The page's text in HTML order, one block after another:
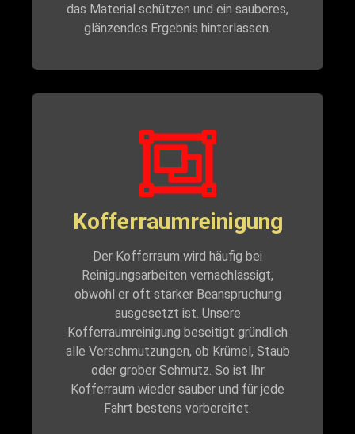
das Material schützen und ein sauberes,
glänzendes Ergebnis hinterlassen.
Kofferraumreinigung
Der Kofferraum wird häufig bei
Reinigungsarbeiten vernachlässigt,
obwohl er oft starker Beanspruchung
ausgesetzt ist. Unsere
Kofferraumreinigung beseitigt gründlich
alle Verschmutzungen, ob Krümel, Staub
oder grober Schmutz. So ist Ihr
Kofferraum wieder sauber und für jede
Fahrt bestens vorbereitet.